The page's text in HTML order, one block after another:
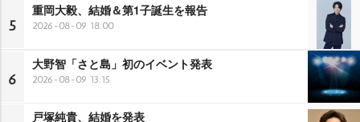
5
重岡大毅、結婚＆第1子誕生を報告
2026-08-09 18:00
6
大野智「さと島」初のイベント発表
2026-08-09 13:15
戸塚純貴、結婚を発表